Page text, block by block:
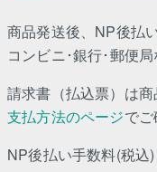
商品発送後、NP後払
コンビニ･銀行･郵便
請求書（払込票）は
支払方法のページでご
NP後払い手数料(税込)